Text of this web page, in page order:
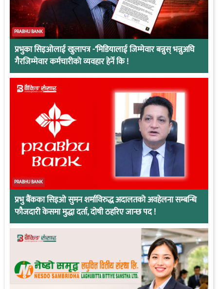
PRABHU BANK
प्रभुका सिइओलाई खुलापत्र -‘मिडियालाई जिम्मेवार बन्नुस् भन्नुअघि
गैरजिम्मेवार कर्मचारीको व्यवहार हेर्ने कि !
PRABHU BANK
प्रभु बैंकका सिइओ सुमन शर्माविरुद्ध अदालतको अवहेलना सम्बन्धि
फौजदारी केसमा मुद्धा दर्ता, दोषी ठहरिए जान्छ पद !